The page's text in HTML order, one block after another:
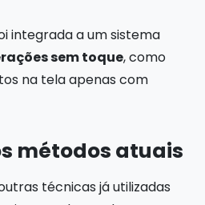
integrada a um sistema
sem toque, como
na tela apenas com
métodos atuais
técnicas já utilizadas